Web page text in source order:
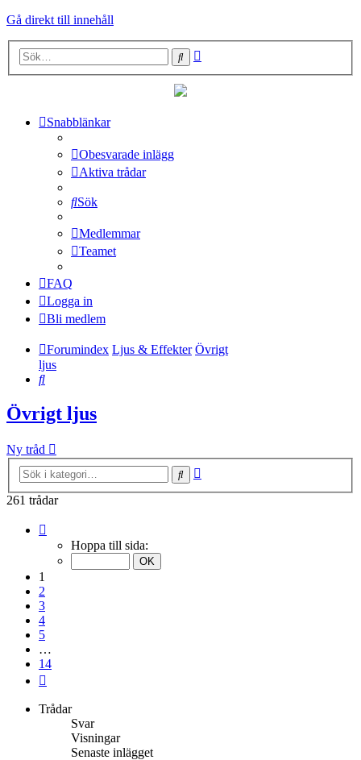
Gå direkt till innehåll
Sök
Snabblänkar
Obesvarade inlägg
Aktiva trådar
Sök
Medlemmar
Teamet
FAQ
Logga in
Bli medlem
Forumindex Ljus & Effekter Övrigt
ljus
Sök
Övrigt ljus
Ny tråd
Sök
261 trådar
Hoppa till sida:
1
2
3
4
5
…
14
Trådar
Svar
Visningar
Senaste inlägget